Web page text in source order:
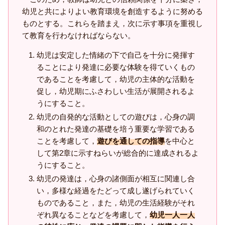
幼児と共によりよい教育環境を創造するように努める
ものとする。これらを踏まえ，次に示す事項を重視し
て教育を行わなければならない。
幼児は安定した情緒の下で自己を十分に発揮す
ることにより発達に必要な体験を得ていくもの
であることを考慮して，幼児の主体的な活動を
促し，幼児期にふさわしい生活が展開されるよ
うにすること。
幼児の自発的な活動としての遊びは，心身の調
和のとれた発達の基礎を培う重要な学習である
ことを考慮して， 遊びを通しての指導を中心と
して第2章に示すねらいが総合的に達成されるよ
うにすること。
幼児の発達は，心身の諸側面が相互に関連し合
い，多様な経過をたどって成し遂げられていく
ものであること，また，幼児の生活経験がそれ
ぞれ異なることなどを考慮して， 幼児一人一人